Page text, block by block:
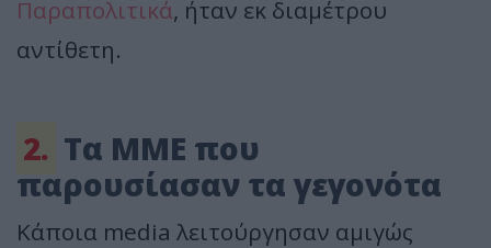
Παραπολιτικά, ήταν εκ διαμέτρου
αντίθετη.
2. Τα ΜΜΕ που
παρουσίασαν τα γεγονότα
Κάποια media λειτούργησαν αμιγώς